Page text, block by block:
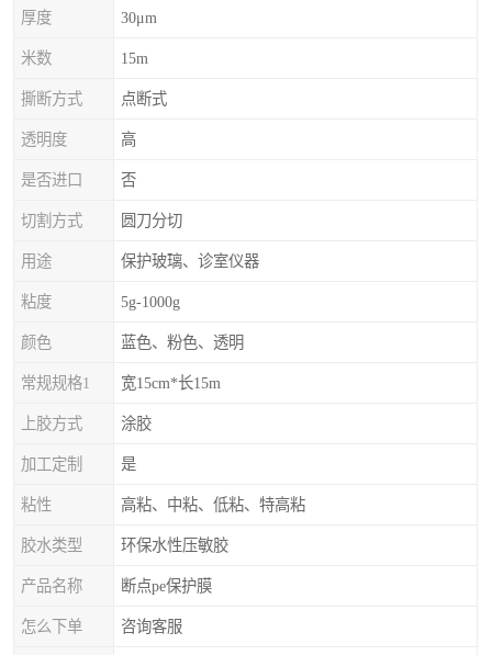
厚度 30μm
米数 15m
撕断方式 点断式
透明度 高
是否进口 否
切割方式 圆刀分切
用途 保护玻璃、诊室仪器
粘度 5g-1000g
颜色 蓝色、粉色、透明
常规规格1 宽15cm*长15m
上胶方式 涂胶
加工定制 是
粘性 高粘、中粘、低粘、特高粘
胶水类型 环保水性压敏胶
产品名称 断点pe保护膜
怎么下单 咨询客服